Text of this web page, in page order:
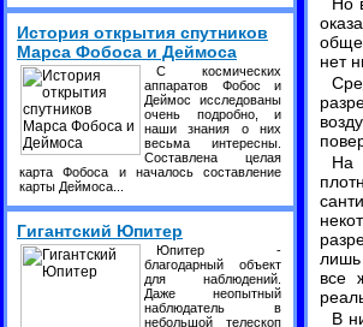
История открытия спутников
Марса Фобоса и Деймоса
С космических
аппаратов Фобос и
Деймос исследованы
очень подробно, и
наши знания о них
весьма интересны.
Составлена целая
карта Фобоса и началось составление
карты Деймоса...
Гигантский Юпитер
Юпитер -
благодарный объект
для наблюдений.
Даже неопытный
наблюдатель в
небольшой телескоп
нет
На
все
В